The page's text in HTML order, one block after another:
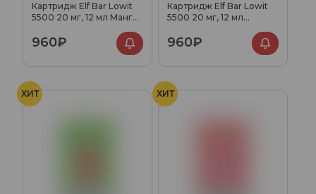
Картридж Elf Bar Lowit
5500 20 мг, 12 мл Манго
960₽
Картридж Elf Bar Lowit
5500 20 мг, 12 мл
960₽
ХИТ ХИТ